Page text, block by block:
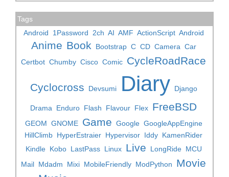
Tags
Android
1Password 2ch AI AMF ActionScript Android
Anime Book Bootstrap C CD Camera Car
Certbot Chumby Cisco Comic CycleRoadRace
Cyclocross Devsumi Diary Django
Drama Enduro Flash Flavour Flex FreeBSD
GEOM GNOME Game Google GoogleAppEngine
HillClimb HyperEstraier Hypervisor Iddy KamenRider
Kindle Kobo LastPass Linux Live LongRide MCU
Mail Mdadm Mixi MobileFriendly ModPython
Movie